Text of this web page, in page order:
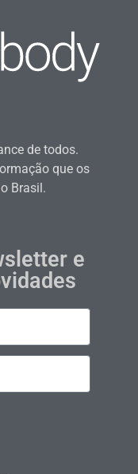
de todos.
que os
Brasil.
e